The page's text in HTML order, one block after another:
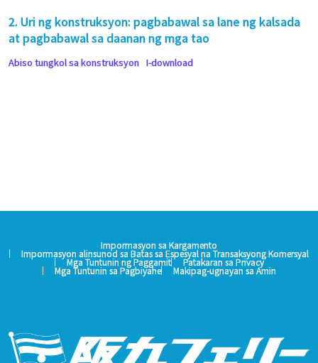
2. Uri ng konstruksyon: pagbabawal sa lane ng kalsada
at pagbabawal sa daanan ng mga tao
Abiso tungkol sa konstruksyon I-download
Impormasyon sa Kargamento
Impormasyon alinsunod sa Batas sa Espesyal na Transaksyong Komersyal
Mga Tuntunin ng Paggamit Patakaran sa Privacy
Mga Tuntunin sa Pagbiyahe Makipag-ugnayan sa Amin